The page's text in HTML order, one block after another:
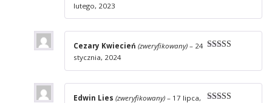
lutego, 2023
Cezary Kwiecień (zweryfikowany) – 24
stycznia, 2024
Edwin Lies (zweryfikowany) – 17 lipca,